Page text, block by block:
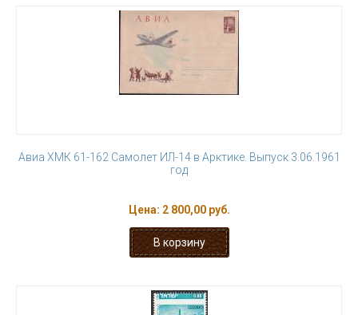
Авиа ХМК 61-162 Самолет ИЛ-14 в Арктике. Выпуск 3.06.1961
год
Цена: 2 800,00 руб.